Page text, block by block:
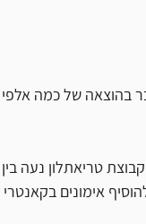
בהוצאה של כמה
נעה בין 550- 850 ש"ח בדרך כלל.
אימונים